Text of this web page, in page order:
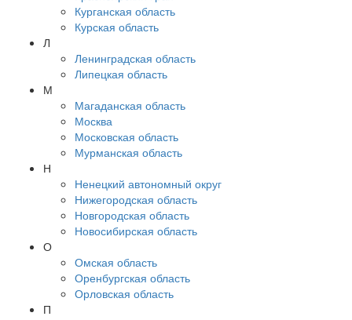
Курганская область
Курская область
Л
Ленинградская область
Липецкая область
М
Магаданская область
Москва
Московская область
Мурманская область
Н
Ненецкий автономный округ
Нижегородская область
Новгородская область
Новосибирская область
О
Омская область
Оренбургская область
Орловская область
П